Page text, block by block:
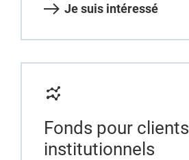
Je suis intéressé
Fonds pour clients
institutionnels